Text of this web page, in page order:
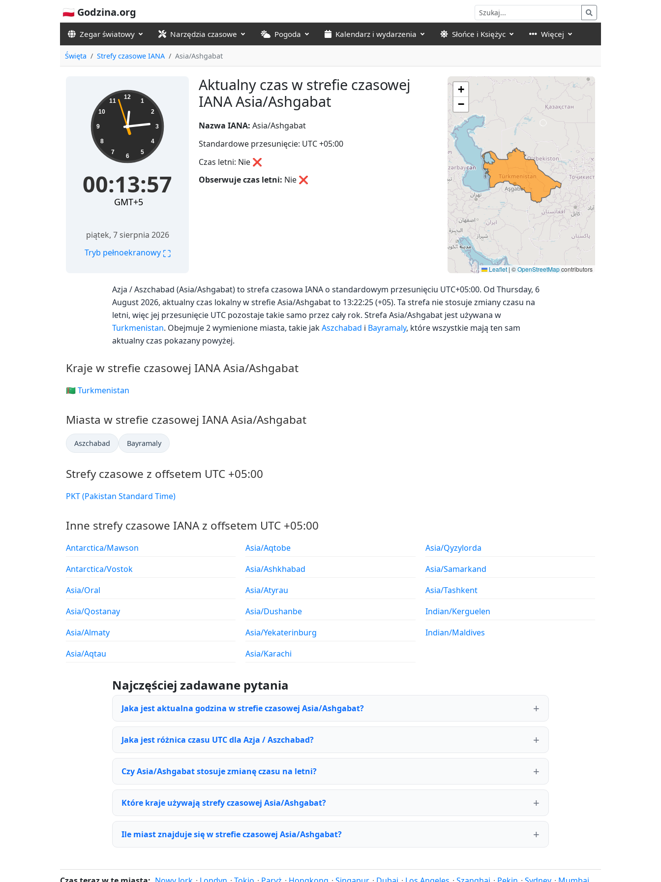
🇵🇱 Godzina.org
Zegar światowy Narzędzia czasowe Pogoda Kalendarz i wydarzenia Słońce i Księżyc Więcej
Święta Strefy czasowe IANA Asia/Ashgabat
Aktualny czas w strefie czasowej
IANA Asia/Ashgabat
00:13:58 12
1
2
3
4
5
6
7
8
9
10
11
00:13:58
GMT+5
piątek, 7 sierpnia 2026
Tryb pełnoekranowy ⛶
Nazwa IANA: Asia/Ashgabat
Standardowe przesunięcie: UTC +05:00
Czas letni: Nie ❌
Obserwuje czas letni: Nie ❌
+
−
Leaflet | ©OpenStreetMapcontributors
Azja / Aszchabad (Asia/Ashgabat) to strefa czasowa IANA o standardowym przesunięciu UTC+05:00. Od Thursday, 6
August 2026, aktualny czas lokalny w strefie Asia/Ashgabat to 13:22:25 (+05). Ta strefa nie stosuje zmiany czasu na
letni, więc jej przesunięcie UTC pozostaje takie samo przez cały rok. Strefa Asia/Ashgabat jest używana w
Turkmenistan. Obejmuje 2 wymienione miasta, takie jakAszchabad i Bayramaly, które wszystkie mają ten sam
aktualny czas pokazany powyżej.
Kraje w strefie czasowej IANA Asia/Ashgabat
🇹🇲 Turkmenistan
Miasta w strefie czasowej IANA Asia/Ashgabat
Aszchabad Bayramaly
Strefy czasowe z offsetem UTC +05:00
PKT (Pakistan Standard Time)
Inne strefy czasowe IANA z offsetem UTC +05:00
Antarctica/Mawson
Antarctica/Vostok
Asia/Oral
Asia/Qostanay
Asia/Almaty
Asia/Aqtau
Asia/Aqtobe
Asia/Ashkhabad
Asia/Atyrau
Asia/Dushanbe
Asia/Yekaterinburg
Asia/Karachi
Asia/Qyzylorda
Asia/Samarkand
Asia/Tashkent
Indian/Kerguelen
Indian/Maldives
Najczęściej zadawane pytania
Jaka jest aktualna godzina w strefie czasowej Asia/Ashgabat?
Jaka jest różnica czasu UTC dla Azja / Aszchabad?
Czy Asia/Ashgabat stosuje zmianę czasu na letni?
Które kraje używają strefy czasowej Asia/Ashgabat?
Ile miast znajduje się w strefie czasowej Asia/Ashgabat?